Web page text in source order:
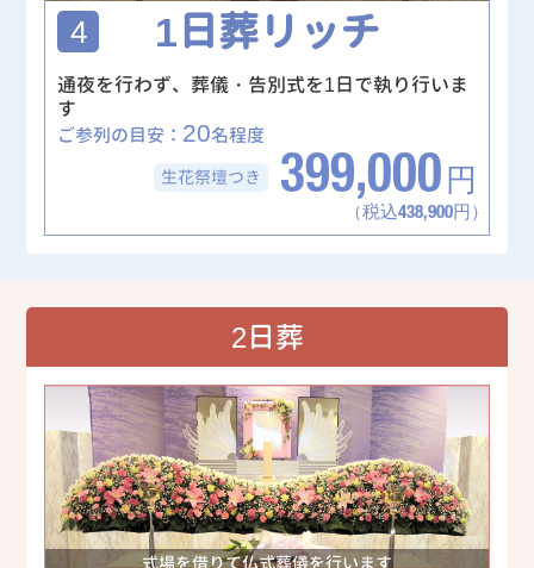
4 1日葬リッチ
通夜を行わず、葬儀・告別式を1日で執り行いま
す
ご参列の目安： 20名程度
生花祭壇つき 399,000 円
（税込438,900円）
2日葬
式場を借りて仏式葬儀を行います